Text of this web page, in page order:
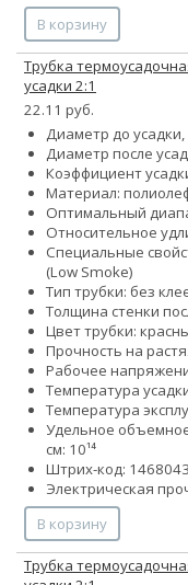
В корзину
Трубка
усадки 2:1
22.11 руб.
Диаметр до
Диаметр после
Коэффициент
Материал:
Оптимальный
Относительное
Специальные
(Low Smoke)
Тип трубки: без
Толщина стенки
Цвет трубки:
Прочность на
Рабочее
Температура
Температура
Удельное
см: 10¹⁴
Штрих-код:
Электрическая
В корзину
Трубка